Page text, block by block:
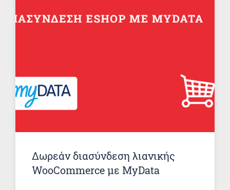
Δωρεάν διασύνδεση λιανικής
WooCommerce με MyData